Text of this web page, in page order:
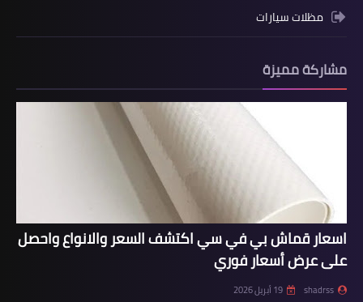
مظلات سيارات
مشاركة مميزة
اسعار قماش بي في سي اكتشف السعر والانواع واحصل
على عرض أسعار فوري
shadrss 19 أبريل 2026